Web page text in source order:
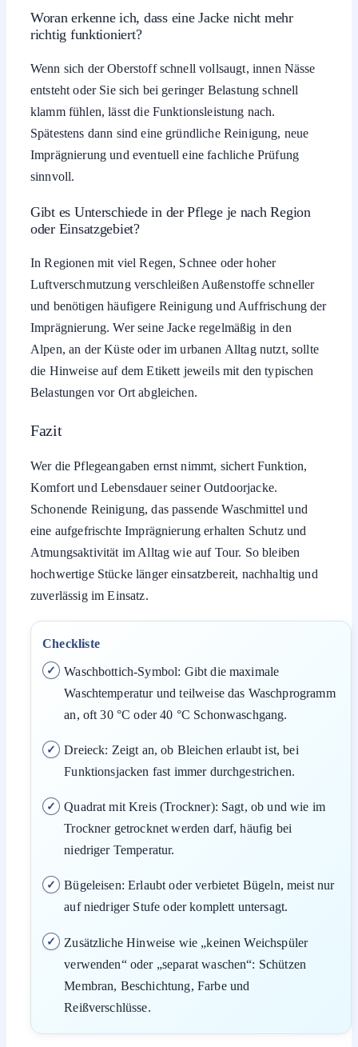
Woran erkenne ich, dass eine Jacke nicht mehr
richtig funktioniert?
Wenn sich der Oberstoff schnell vollsaugt, innen Nässe
entsteht oder Sie sich bei geringer Belastung schnell
klamm fühlen, lässt die Funktionsleistung nach.
Spätestens dann sind eine gründliche Reinigung, neue
Imprägnierung und eventuell eine fachliche Prüfung
sinnvoll.
Gibt es Unterschiede in der Pflege je nach Region
oder Einsatzgebiet?
In Regionen mit viel Regen, Schnee oder hoher
Luftverschmutzung verschleißen Außenstoffe schneller
und benötigen häufigere Reinigung und Auffrischung der
Imprägnierung. Wer seine Jacke regelmäßig in den
Alpen, an der Küste oder im urbanen Alltag nutzt, sollte
die Hinweise auf dem Etikett jeweils mit den typischen
Belastungen vor Ort abgleichen.
Fazit
Wer die Pflegeangaben ernst nimmt, sichert Funktion,
Komfort und Lebensdauer seiner Outdoorjacke.
Schonende Reinigung, das passende Waschmittel und
eine aufgefrischte Imprägnierung erhalten Schutz und
Atmungsaktivität im Alltag wie auf Tour. So bleiben
hochwertige Stücke länger einsatzbereit, nachhaltig und
zuverlässig im Einsatz.
Checkliste
Waschbottich-Symbol: Gibt die maximale
Waschtemperatur und teilweise das Waschprogramm
an, oft 30 °C oder 40 °C Schonwaschgang.
Dreieck: Zeigt an, ob Bleichen erlaubt ist, bei
Funktionsjacken fast immer durchgestrichen.
Quadrat mit Kreis (Trockner): Sagt, ob und wie im
Trockner getrocknet werden darf, häufig bei
niedriger Temperatur.
Bügeleisen: Erlaubt oder verbietet Bügeln, meist nur
auf niedriger Stufe oder komplett untersagt.
Zusätzliche Hinweise wie „keinen Weichspüler
verwenden“ oder „separat waschen“: Schützen
Membran, Beschichtung, Farbe und
Reißverschlüsse.